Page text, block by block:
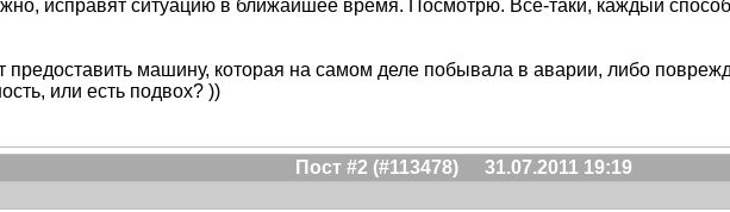
исправят ситуацию в ближайшее время. Посмотрю. Все-таки, каждый
предоставить машину, которая на самом деле побывала в аварии, либо
или есть подвох? ))
Пост #2 (#113478)
31.07.2011 19:19